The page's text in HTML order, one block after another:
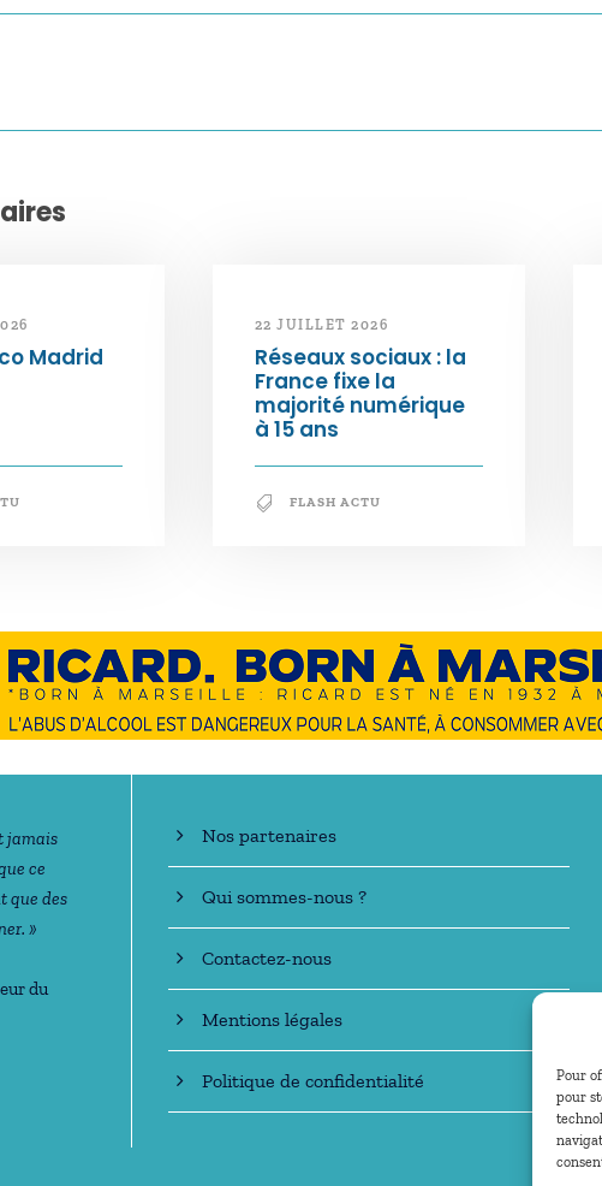
Pour
pour
Madrid
22 JUILLET 2026
Réseaux sociaux : la
France fixe la
majorité numérique
à 15 ans
FLASH ACTU
jamais
ce
que des
»
du
En savoir +
Nos partenaires
Qui sommes-nous ?
Contactez-nous
Mentions légales
Politique de confidentialité